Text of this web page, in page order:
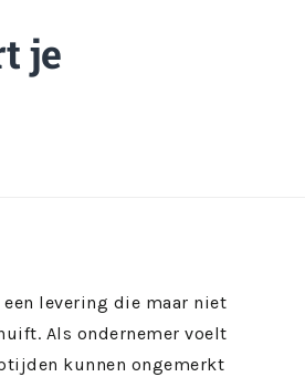
je
levering die maar niet
Als ondernemer voelt
kunnen ongemerkt